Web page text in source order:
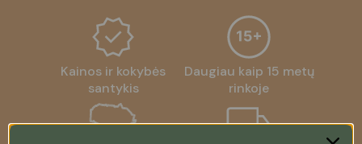
Kainos ir kokybės
santykis
Daugiau kaip 15 metų
rinkoje